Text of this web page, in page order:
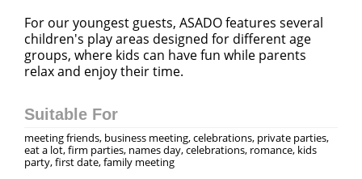
For our youngest guests, ASADO features several
children's play areas designed for different age
groups, where kids can have fun while parents
relax and enjoy their time.
Suitable For
meeting friends, business meeting, celebrations, private parties,
eat a lot, firm parties, names day, celebrations, romance, kids
party, first date, family meeting